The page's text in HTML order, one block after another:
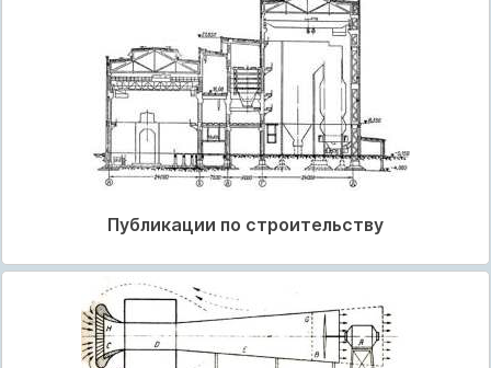
Публикации по строительству